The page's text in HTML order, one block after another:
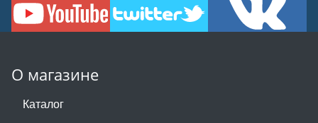
О магазине
Каталог